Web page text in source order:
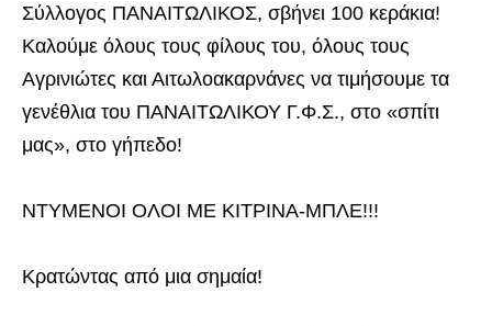
Σύλλογος ΠΑΝΑΙΤΩΛΙΚΟΣ, σβήνει 100 κεράκια!
Καλούμε όλους τους φίλους του, όλους τους
Αγρινιώτες και Αιτωλοακαρνάνες να τιμήσουμε τα
γενέθλια του ΠΑΝΑΙΤΩΛΙΚΟΥ Γ.Φ.Σ., στο «σπίτι
μας», στο γήπεδο!
ΝΤΥΜΕΝΟΙ ΟΛΟΙ ΜΕ ΚΙΤΡΙΝΑ-ΜΠΛΕ!!!
Κρατώντας από μια σημαία!